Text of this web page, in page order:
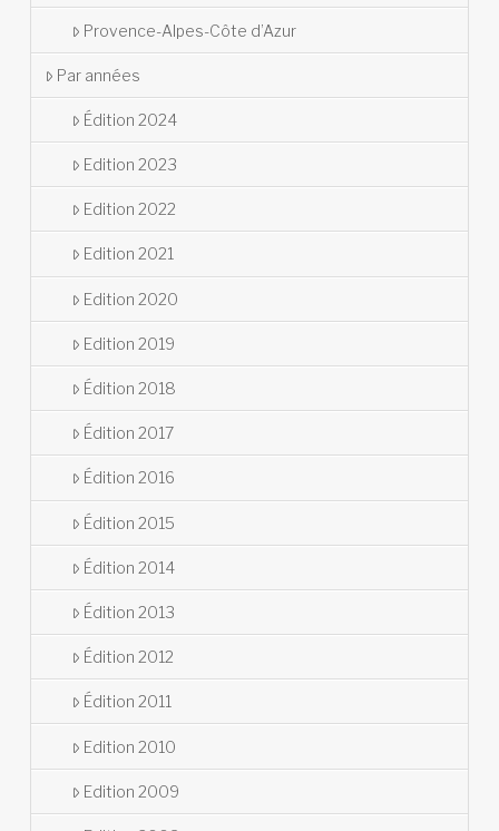
Provence-Alpes-Côte d’Azur
Par années
Édition 2024
Edition 2023
Edition 2022
Edition 2021
Edition 2020
Edition 2019
Édition 2018
Édition 2017
Édition 2016
Édition 2015
Édition 2014
Édition 2013
Édition 2012
Édition 2011
Edition 2010
Edition 2009